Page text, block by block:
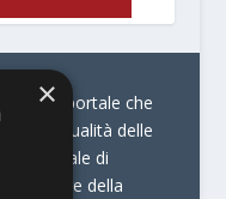
è il portale che
e l’attualità delle
È il portale di
settore della
×